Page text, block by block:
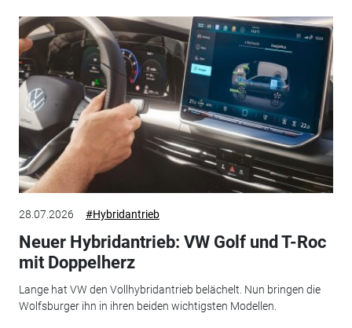
28.07.2026 #Hybridantrieb
Neuer Hybridantrieb: VW Golf und T-Roc
mit Doppelherz
Lange hat VW den Vollhybridantrieb belächelt. Nun bringen die
Wolfsburger ihn in ihren beiden wichtigsten Modellen.